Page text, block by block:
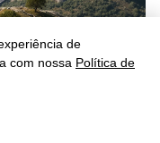
de
com nossa Política de
na prática